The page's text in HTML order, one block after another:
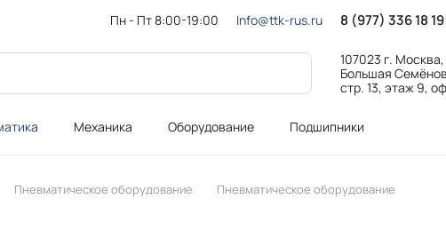
Пн - Пт 8:00-19:00 Info@ttk-rus.ru 8 (977) 336 18 19
107023 г. Москва,
Большая
стр. 13, этаж 9,
Механика Оборудование Подшипники
Пневматическое оборудование
Пневматическое оборудование